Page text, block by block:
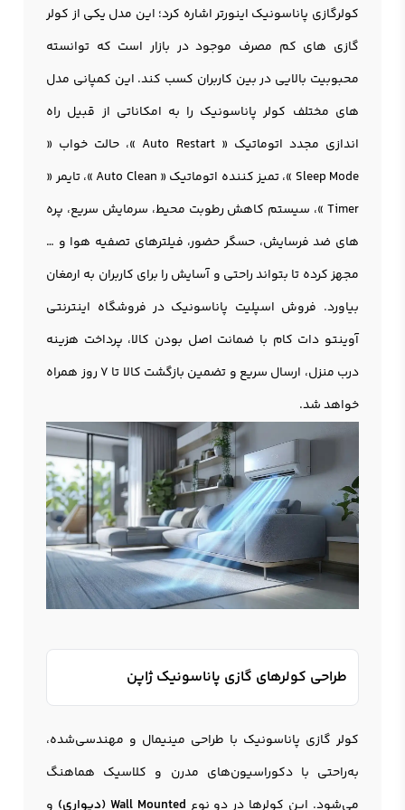
کولرگازی پاناسونیک اینورتر اشاره کرد؛ این مدل یکی از کولر
گازی های کم مصرف موجود در بازار است که توانسته
محبوبیت بالایی در بین کاربران کسب کند. این کمپانی مدل
های مختلف کولر پاناسونیک را به امکاناتی از قبیل راه
اندازی مجدد اتوماتیک « Auto Restart »، حالت خواب «
Sleep Mode »، تميز كننده اتوماتیک « Auto Clean »، تایمر «
Timer »، سیستم کاهش رطوبت محیط، سرمایش سریع، پره
های ضد فرسایش، حسگر حضور، فیلترهای تصفیه هوا و …
مجهز کرده تا بتواند راحتی و آسایش را برای کاربران به ارمغان
بیاورد. فروش اسپلیت پاناسونیک در فروشگاه اینترنتی
آوینتو دات کام با ضمانت اصل بودن کالا، پرداخت هزینه
درب منزل، ارسال سریع و تضمین بازگشت کالا تا 7 روز همراه
خواهد شد.
طراحی کولرهای گازی پاناسونیک ژاپن
کولر گازي پاناسونيک با طراحی مینیمال و مهندسی‌شده،
به‌راحتی با دکوراسیون‌های مدرن و کلاسیک هماهنگ
می‌شود. این کولرها در دو نوع Wall Mounted (دیواری) و